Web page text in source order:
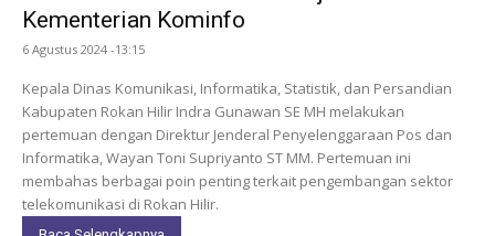
Kementerian Kominfo
6 Agustus 2024 -13:15
Kepala Dinas Komunikasi, Informatika, Statistik, dan Persandian
Kabupaten Rokan Hilir Indra Gunawan SE MH melakukan
pertemuan dengan Direktur Jenderal Penyelenggaraan Pos dan
Informatika, Wayan Toni Supriyanto ST MM. Pertemuan ini
membahas berbagai poin penting terkait pengembangan sektor
telekomunikasi di Rokan Hilir.